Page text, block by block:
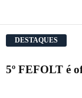
DESTAQUES
5º FEFOLT é